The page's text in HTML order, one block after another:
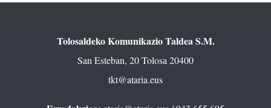
Tolosaldeko Komunikazio Taldea S.M.
San Esteban, 20 Tolosa 20400
tkt@ataria.eus